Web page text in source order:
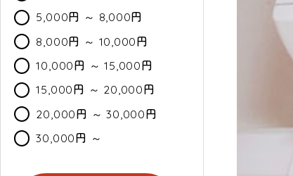
5,000円 ～ 8,000円
8,000円 ～ 10,000円
10,000円 ～ 15,000円
15,000円 ～ 20,000円
20,000円 ～ 30,000円
30,000円 ～